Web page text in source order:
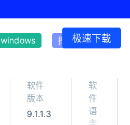
windows 挖词极速下载
软件
版本
9.1.1.3
软
件
语